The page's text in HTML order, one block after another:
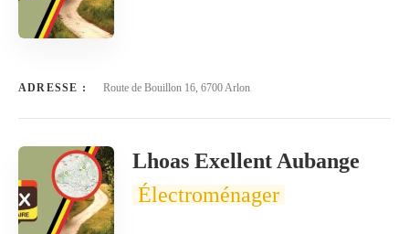
ADRESSE : Route de Bouillon 16, 6700 Arlon
Lhoas Exellent Aubange
Électroménager